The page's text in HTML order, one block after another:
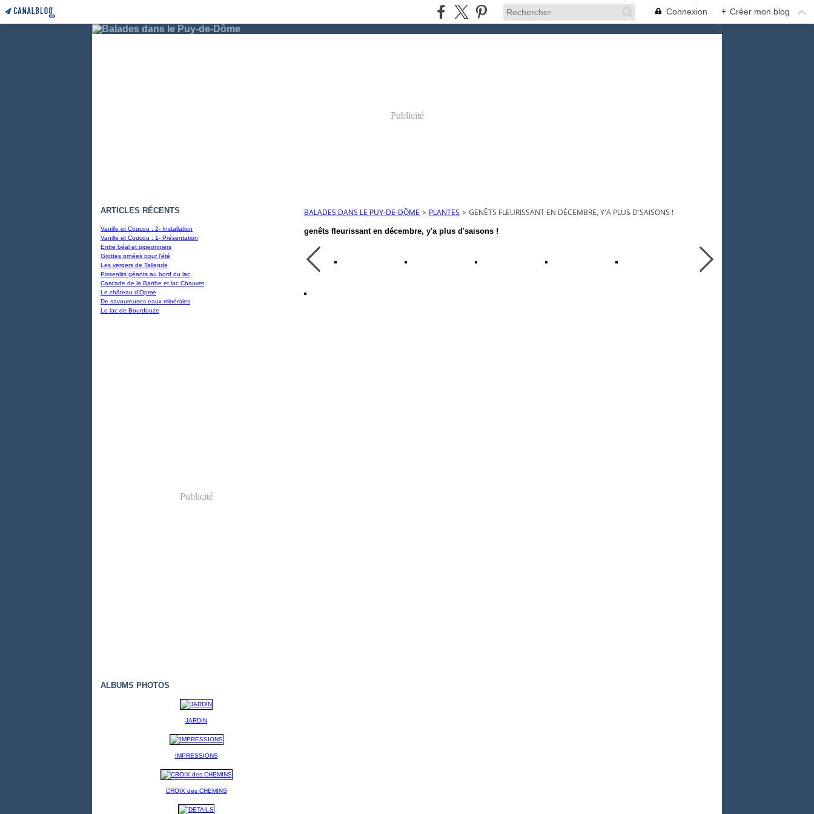
Connexion + Créer mon blog
Publicité
ARTICLES RÉCENTS
Vanille et Coucou : 2- Installation
Vanille et Coucou : 1- Présentation
Entre béal et pigeonniers
Grottes ornées pour l'été
Les vergers de Tallende
Pissenlits géants au bord du lac
Cascade de la Barthe et lac Chauvet
Le château d'Opme
De savoureuses eaux minérales
Le lac de Bourdouze
Publicité
ALBUMS PHOTOS
JARDIN
IMPRESSIONS
CROIX des CHEMINS
BALADES DANS LE PUY-DE-DÔME > PLANTES > GENÊTS FLEURISSANT EN DÉCEMBRE, Y'A PLUS D'SAISONS !
genêts fleurissant en décembre, y'a plus d'saisons !